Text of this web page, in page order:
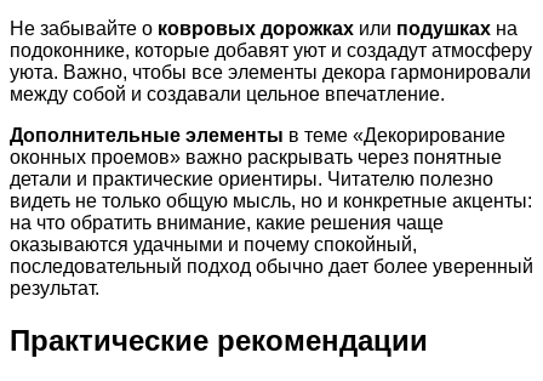
Не забывайте о ковровых дорожках или подушках на
подоконнике, которые добавят уют и создадут атмосферу
уюта. Важно, чтобы все элементы декора гармонировали
между собой и создавали цельное впечатление.
Дополнительные элементы в теме «Декорирование
оконных проемов» важно раскрывать через понятные
детали и практические ориентиры. Читателю полезно
видеть не только общую мысль, но и конкретные акценты:
на что обратить внимание, какие решения чаще
оказываются удачными и почему спокойный,
последовательный подход обычно дает более уверенный
результат.
Практические рекомендации